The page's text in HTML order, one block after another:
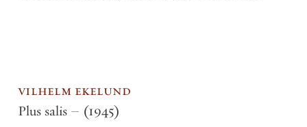
vilhelm ekelund
Plus salis – (1945)